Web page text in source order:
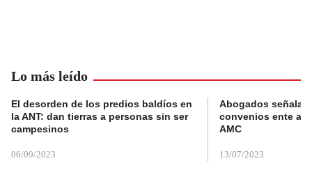
Lo más leído
El desorden de los predios baldíos en
la ANT: dan tierras a personas sin ser
campesinos
06/09/2023
Abogados
convenios ente
AMC
13/07/2023